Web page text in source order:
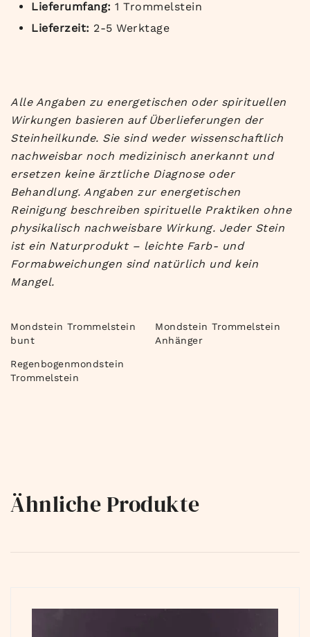
Lieferumfang: 1 Trommelstein
Lieferzeit: 2-5 Werktage
Alle Angaben zu energetischen oder spirituellen
Wirkungen basieren auf Überlieferungen der
Steinheilkunde. Sie sind weder wissenschaftlich
nachweisbar noch medizinisch anerkannt und
ersetzen keine ärztliche Diagnose oder
Behandlung. Angaben zur energetischen
Reinigung beschreiben spirituelle Praktiken ohne
physikalisch nachweisbare Wirkung. Jeder Stein
ist ein Naturprodukt – leichte Farb- und
Formabweichungen sind natürlich und kein
Mangel.
Mondstein Trommelstein
bunt
Mondstein Trommelstein
Anhänger
Regenbogenmondstein
Trommelstein
Ähnliche Produkte